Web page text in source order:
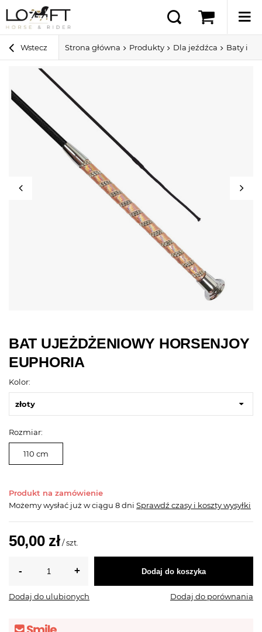
Wstecz Strona główna Produkty Dla jeźdźca Baty i
BAT UJEŻDŻENIOWY HORSENJOY
EUPHORIA
Kolor:
złoty
Rozmiar:
110 cm
Produkt na zamówienie
Możemy wysłać już w ciągu 8 dni Sprawdź czasy i koszty wysyłki
50,00 zł /szt.
Dodaj do koszyka
Dodaj do ulubionych Dodaj do porównania